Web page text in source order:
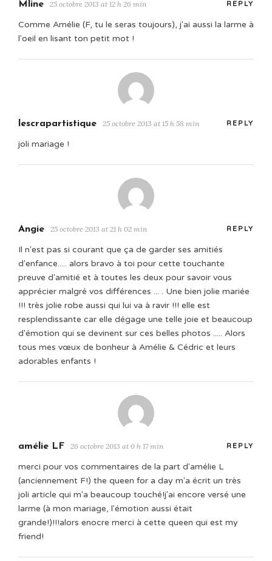
Mline 25 octobre 2013 at 12 h 26 min REPLY
Comme Amélie (F, tu le seras toujours), j'ai aussi la larme à
l'oeil en lisant ton petit mot !
lescrapartistique 25 octobre 2013 at 15 h 58 min REPLY
joli mariage !
Angie 25 octobre 2013 at 21 h 02 min REPLY
Il n'est pas si courant que ça de garder ses amitiés
d'enfance..... alors bravo à toi pour cette touchante
preuve d'amitié et à toutes les deux pour savoir vous
apprécier malgré vos différences ... . Une bien jolie mariée
!!! très jolie robe aussi qui lui va à ravir !!! elle est
resplendissante car elle dégage une telle joie et beaucoup
d'émotion qui se devinent sur ces belles photos ..... Alors
tous mes vœux de bonheur à Amélie & Cédric et leurs
adorables enfants !
amélie LF 26 octobre 2013 at 0 h 17 min REPLY
merci pour vos commentaires de la part d'amélie L
(anciennement F!) the queen for a day m'a écrit un très
joli article qui m'a beaucoup touché!j'ai encore versé une
larme (à mon mariage, l'émotion aussi était
grande!)!!!alors enocre merci à cette queen qui est my
friend!